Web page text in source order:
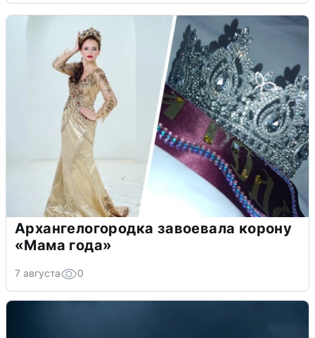
Архангелогородка завоевала корону
«Мама года»
7 августа 0